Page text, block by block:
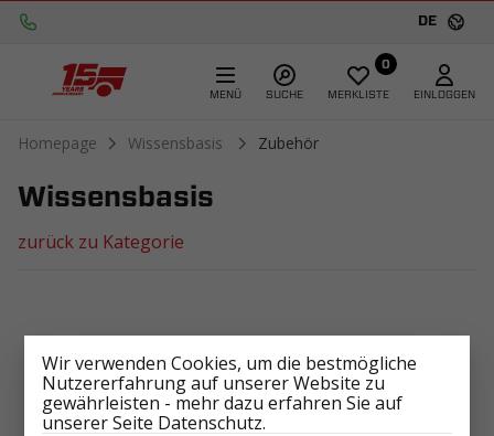
DE
MENÜ SUCHE
0
MERKLISTE EINLOGGEN
Homepage Wissensbasis Zubehör
Wissensbasis
zurück zu Kategorie
Wir verwenden Cookies, um die bestmögliche
Nutzererfahrung auf unserer Website zu
gewährleisten - mehr dazu erfahren Sie auf
unserer Seite Datenschutz.